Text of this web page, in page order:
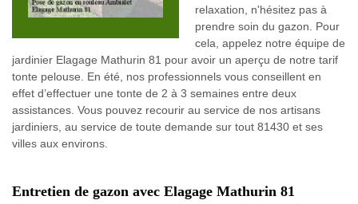
relaxation, n'hésitez pas à
prendre soin du gazon. Pour
cela, appelez notre équipe de
jardinier Elagage Mathurin 81 pour avoir un aperçu de notre tarif
tonte pelouse. En été, nos professionnels vous conseillent en
effet d’effectuer une tonte de 2 à 3 semaines entre deux
assistances. Vous pouvez recourir au service de nos artisans
jardiniers, au service de toute demande sur tout 81430 et ses
villes aux environs.
Entretien de gazon avec Elagage Mathurin 81